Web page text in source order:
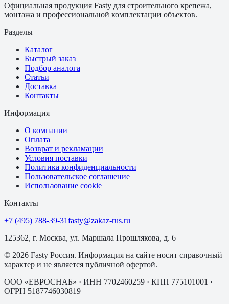
Официальная продукция Fasty для строительного крепежа,
монтажа и профессиональной комплектации объектов.
Разделы
Каталог
Быстрый заказ
Подбор аналога
Статьи
Доставка
Контакты
Информация
О компании
Оплата
Возврат и рекламации
Условия поставки
Политика конфиденциальности
Пользовательское соглашение
Использование cookie
Контакты
+7 (495) 788-39-31fasty@zakaz-rus.ru
125362, г. Москва, ул. Маршала Прошлякова, д. 6
© 2026 Fasty Россия. Информация на сайте носит справочный
характер и не является публичной офертой.
ООО «ЕВРОСНАБ» · ИНН 7702460259 · КПП 775101001 ·
ОГРН 5187746030819